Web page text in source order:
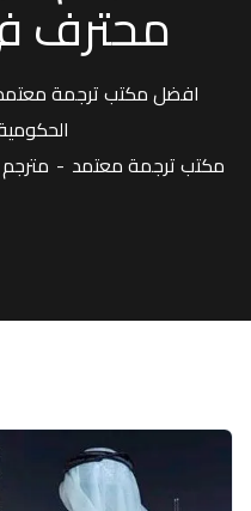
محترف
افضل مكتب ترجمة
مكتب ترجمة معتمد